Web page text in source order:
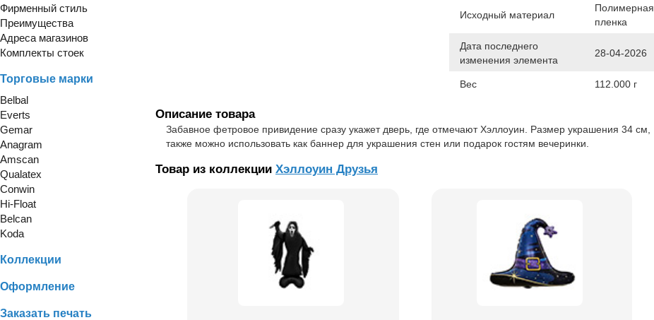
Фирменный стиль
Преимущества
Адреса магазинов
Комплекты стоек
Торговые марки
Belbal
Everts
Gemar
Anagram
Amscan
Qualatex
Conwin
Hi-Float
Belcan
Koda
Коллекции
Оформление
Заказать печать
Исходный материал
Полимерная
пленка
Дата последнего
изменения элемента
28-04-2026
Вес 112.000 г
Описание товара
Забавное фетровое привидение сразу укажет дверь, где отмечают Хэллоуин. Размер украшения 34 см,
также можно использовать как баннер для украшения стен или подарок гостям вечеринки.
Товар из коллекции Хэллоуин Друзья